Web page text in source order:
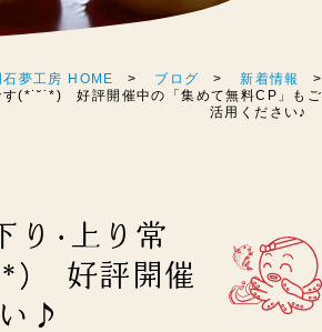
石夢工房 HOME ブログ
新着情報
(*˙˘˙*) 好評開催中の「集めて無料CP」もご
活用ください♪
り･上り常
好評開催
い♪